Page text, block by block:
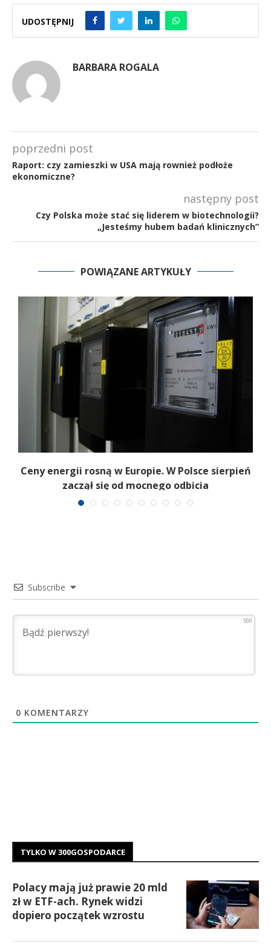
UDOSTĘPNIJ
BARBARA ROGALA
poprzedni post
Raport: czy zamieszki w USA mają rownież podłoże
ekonomiczne?
następny post
Czy Polska może stać się liderem w biotechnologii?
„Jesteśmy hubem badań klinicznych”
POWIĄZANE ARTYKUŁY
Ceny energii rosną w Europie. W Polsce sierpień
zaczął się od mocnego odbicia
Subscribe
500
0 KOMENTARZY
TYLKO W 300GOSPODARCE
Polacy mają już prawie 20 mld
zł w ETF-ach. Rynek widzi
dopiero początek wzrostu